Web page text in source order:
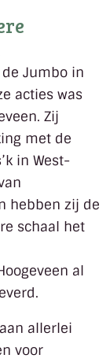
Jumbo in
acties was
Zij
met de
in West-
hebben zij de
schaal het
al
allerlei
voor